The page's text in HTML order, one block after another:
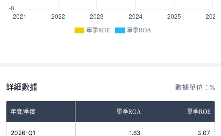
單季ROE 單季ROA
詳細數據 數據單位：%
年度/季度 單季ROA 單季ROE
2026-Q1 1.63 3.07